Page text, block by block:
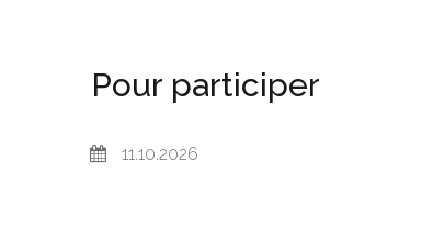
Pour participer
11.10.2026